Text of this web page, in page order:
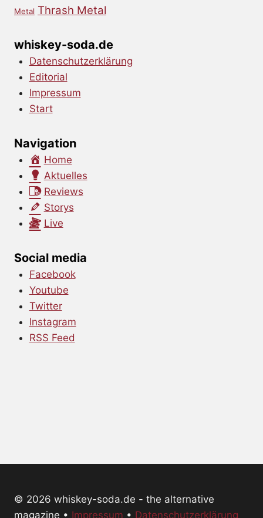
Metal Thrash Metal
whiskey-soda.de
Datenschutzerklärung
Editorial
Impressum
Start
Navigation
Home
Aktuelles
Reviews
Storys
Live
Social media
Facebook
Youtube
Twitter
Instagram
RSS Feed
© 2026 whiskey-soda.de - the alternative
magazine • Impressum • Datenschutzerklärung